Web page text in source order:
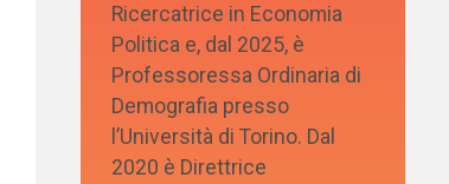
Ricercatrice in Economia
Politica e, dal 2025, è
Professoressa Ordinaria di
Demografia presso
l’Università di Torino. Dal
2020 è Direttrice